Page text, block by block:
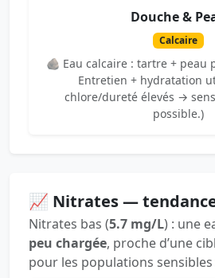
Douche &
Calcaire
🪨 Eau calcaire : tartre + peau
Entretien + hydratation
chlore/dureté élevés →
possible.)
📈 Nitrates —
Nitrates bas (5.7 mg/L) : une
peu chargée, proche d’une
pour les populations